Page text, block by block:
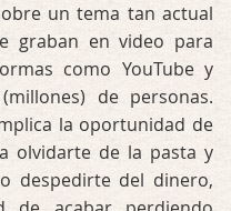
un tema tan actual
graban en video para
como YouTube y
de personas.
la oportunidad de
olvidarte de la pasta y
despedirte del dinero,